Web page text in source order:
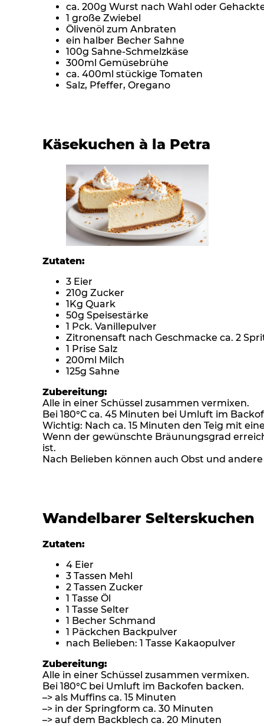
ca. 200g Wurst nach Wahl oder
1 große Zwiebel
Ölivenöl zum Anbraten
ein halber Becher Sahne
100g Sahne-Schmelzkäse
300ml Gemüsebrühe
ca. 400ml stückige Tomaten
Salz, Pfeffer, Oregano
Käsekuchen à la Petra
Zutaten:
3 Eier
210g Zucker
1Kg Quark
50g Speisestärke
1 Pck. Vanillepulver
Zitronensaft nach Geschmacke ca. 2
1 Prise Salz
200ml Milch
125g Sahne
Zubereitung:
Alle in einer Schüssel zusammen vermixen.
Bei 180°C ca. 45 Minuten bei Umluft im
Wichtig: Nach ca. 15 Minuten den Teig mit
Wenn der gewünschte Bräunungsgrad
ist.
Nach Belieben können auch Obst und
Wandelbarer Selterskuchen
Zutaten:
4 Eier
3 Tassen Mehl
2 Tassen Zucker
1 Tasse Öl
1 Tasse Selter
1 Becher Schmand
1 Päckchen Backpulver
nach Belieben: 1 Tasse Kakaopulver
Zubereitung:
Alle in einer Schüssel zusammen vermixen.
Bei 180°C bei Umluft im Backofen backen.
–> als Muffins ca. 15 Minuten
–> in der Springform ca. 30 Minuten
–> auf dem Backblech ca. 20 Minuten